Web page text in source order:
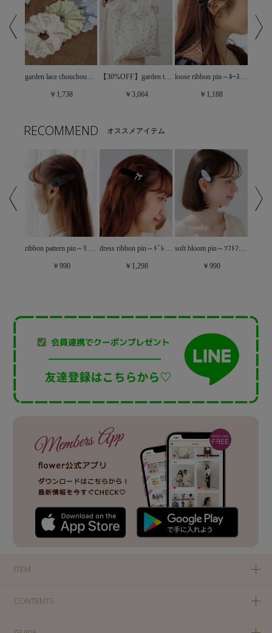
garden lace chouchou～ｶﾞｰﾃﾞﾝﾚｰｽｼｭｼｭ
￥1,738
【30%OFF】garden tote bag～ｶﾞｰﾃﾞﾝﾄｰﾄﾊﾞｯｸﾞ
￥3,064
loose ribbon pin～ﾙｰｽﾞﾘﾎﾞﾝﾋﾟﾝ(2pc)
￥1,188
RECOMMEND オススメアイテム
ribbon pattern pin～ﾘﾎﾞﾝﾊﾟﾀｰﾝﾋﾟﾝ
￥990
dress ribbon pin～ﾄﾞﾚｽﾘﾎﾞﾝﾋﾟﾝ
￥1,298 ￥990
ITEM
CONTENTS